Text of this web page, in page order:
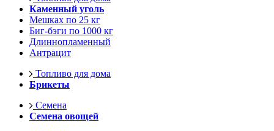
Каменный уголь
Мешках по 25 кг
Биг-бэги по 1000 кг
Длиннопламенный
Антрацит
Топливо для дома
Брикеты
Семена
Семена овощей